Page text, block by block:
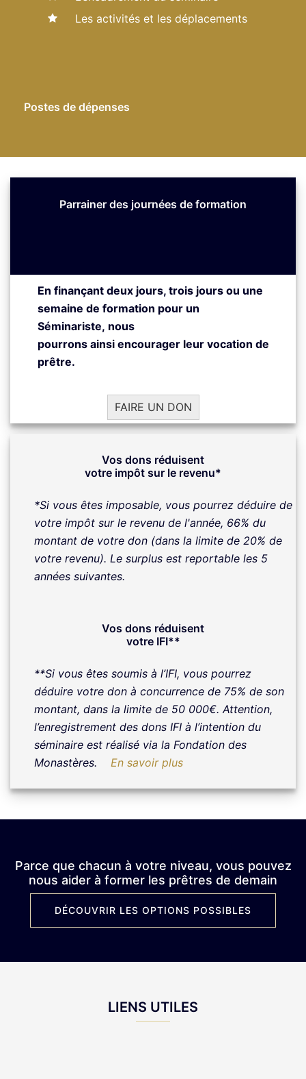
Les activités et les déplacements
Postes de dépenses
Parrainer des journées de formation
En finançant deux jours, trois jours ou une
semaine de formation pour un
Séminariste, nous
pourrons ainsi encourager leur vocation de
prêtre.
FAIRE UN DON
Vos dons réduisent
votre impôt sur le revenu*
*Si vous êtes imposable, vous pourrez déduire de
votre impôt sur le revenu de l'année, 66% du
montant de votre don (dans la limite de 20% de
votre revenu). Le surplus est reportable les 5
années suivantes.
Vos dons réduisent
votre IFI**
**Si vous êtes soumis à l’IFI, vous pourrez
déduire votre don à concurrence de 75% de son
montant, dans la limite de 50 000€.Attention,
l’enregistrement des dons IFI à l’intention du
séminaire est réalisé via la Fondation des
Monastères. En savoir plus
Parce que chacun à votre niveau, vous pouvez
nous aider à former les prêtres de demain
DÉCOUVRIR LES OPTIONS POSSIBLES
LIENS UTILES